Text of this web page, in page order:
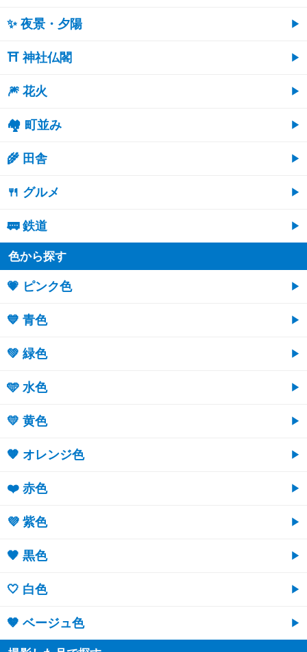
✨ 夜景・夕陽
⛩ 神社仏閣
🎆 花火
🏘 町並み
🌾 田舎
🍴 グルメ
🚃 鉄道
色から探す
💗 ピンク色
💙 青色
💚 緑色
🩵 水色
💛 黄色
🧡 オレンジ色
❤️ 赤色
💜 紫色
🖤 黒色
🤍 白色
🤎 ベージュ色